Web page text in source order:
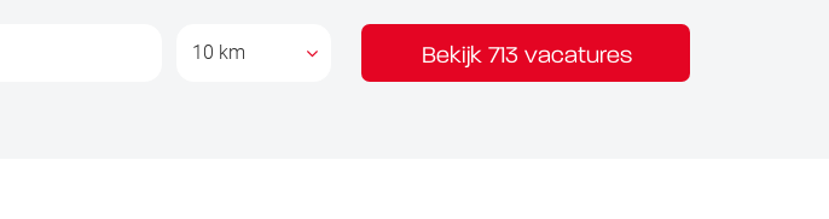
10 km Bekijk 713 vacatures